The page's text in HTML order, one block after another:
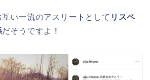
い一流のアスリートとして リスペ
だそうですよ！